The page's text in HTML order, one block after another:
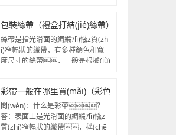
包裝絲帶（禮盒打結(jié)絲帶）
絲帶是指光滑面的綢緞?lì)惤z質(zh
ì)窄幅狀的織帶，有多種顏色和寬
度尺寸的絲帶，一般是根據(jù)
彩帶一般在哪里買(mǎi)（彩色絲帶）
問(wèn)：什么是彩帶？
答：表面上是光滑面的綢緞?lì)惤z
質(zhì)窄幅狀的織帶，稱(chē